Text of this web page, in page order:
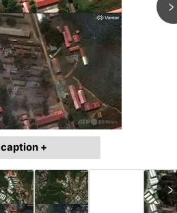
caption +